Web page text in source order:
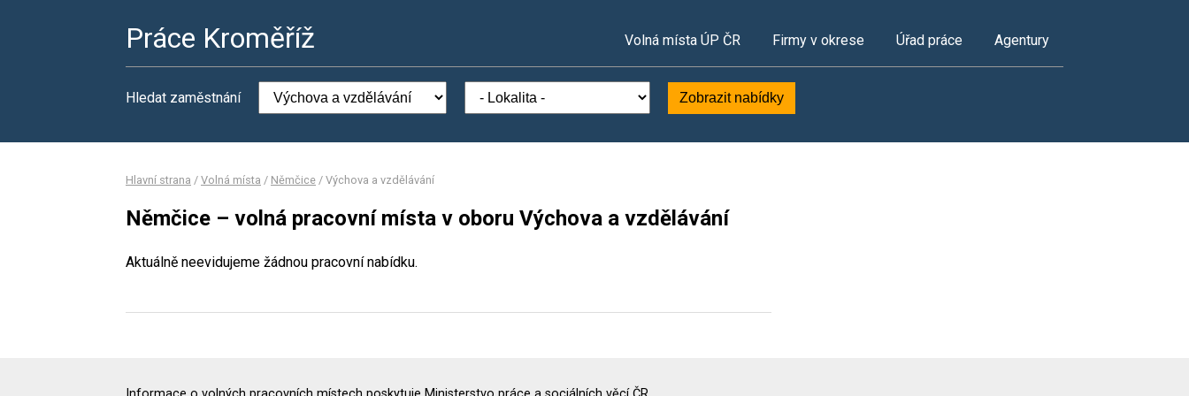
Práce Kroměříž Volná místa ÚP ČR Firmy v okrese Úřad práce Agentury
Hledat zaměstnání Zobrazit nabídky
Hlavní strana / Volná místa / Němčice / Výchova a vzdělávání
Němčice – volná pracovní místa v oboru Výchova a vzdělávání
Aktuálně neevidujeme žádnou pracovní nabídku.